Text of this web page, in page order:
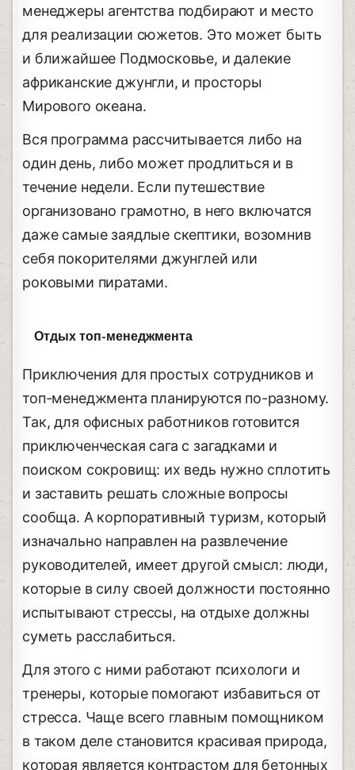
менеджеры агентства подбирают и место
для реализации сюжетов. Это может быть
и ближайшее Подмосковье, и далекие
африканские джунгли, и просторы
Мирового океана.
Вся программа рассчитывается либо на
один день, либо может продлиться и в
течение недели. Если путешествие
организовано грамотно, в него включатся
даже самые заядлые скептики, возомнив
себя покорителями джунглей или
роковыми пиратами.
Отдых топ-менеджмента
Приключения для простых сотрудников и
топ-менеджмента планируются по-разному.
Так, для офисных работников готовится
приключенческая сага с загадками и
поиском сокровищ: их ведь нужно сплотить
и заставить решать сложные вопросы
сообща. А корпоративный туризм, который
изначально направлен на развлечение
руководителей, имеет другой смысл: люди,
которые в силу своей должности постоянно
испытывают стрессы, на отдыхе должны
суметь расслабиться.
Для этого с ними работают психологи и
тренеры, которые помогают избавиться от
стресса. Чаще всего главным помощником
в таком деле становится красивая природа,
которая является контрастом для бетонных